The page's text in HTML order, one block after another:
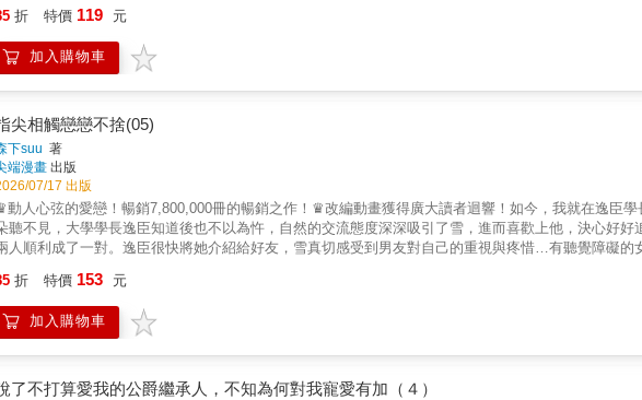
折 特價 119 元
加入購物車
尖相觸戀戀不捨(05)
下suu 著
端漫畫 出版
07/17 出版
動人心弦的愛戀！暢銷7,800,000冊的暢銷之作！♛改編動畫獲得廣大讀者迴響！如今，我就在逸臣
聽不見，大學學長逸臣知道後也不以為忤，自然的交流態度深深吸引了雪，進而喜歡上他，決心好好
人順利成了一對。逸臣很快將她介紹給好友，雪真切感受到男友對自己的重視與疼惜…有聽覺障礙的
折 特價 153 元
加入購物車
了不打算愛我的公爵繼承人，不知為何對我寵愛有加（４）